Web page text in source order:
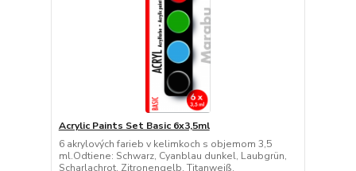
Acrylic Paints Set Basic 6x3,5ml
6 akrylových farieb v kelimkoch s objemom 3,5
ml.Odtiene: Schwarz, Cyanblau dunkel, Laubgrün,
Scharlachrot, Zitronengelb, Titanweiß.